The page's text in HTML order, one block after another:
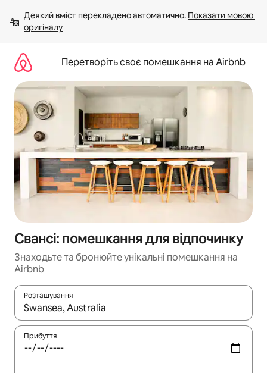
вмісту
Деякий вміст перекладено автоматично. Показати мовою
оригіналу
Перетворіть своє помешкання на Airbnb
Свансі: помешкання для відпочинку
Знаходьте та бронюйте унікальні помешкання на
Airbnb
Розташування
Отримавши результати пошуку, використовуйте для
Прибуття